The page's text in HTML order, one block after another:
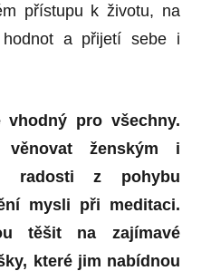
přístupu k životu, na
hodnot a přijetí sebe i
vhodný pro všechny.
ženským i
radosti z pohybu
mysli při meditaci.
těšit na zajímavé
které jim nabídnou